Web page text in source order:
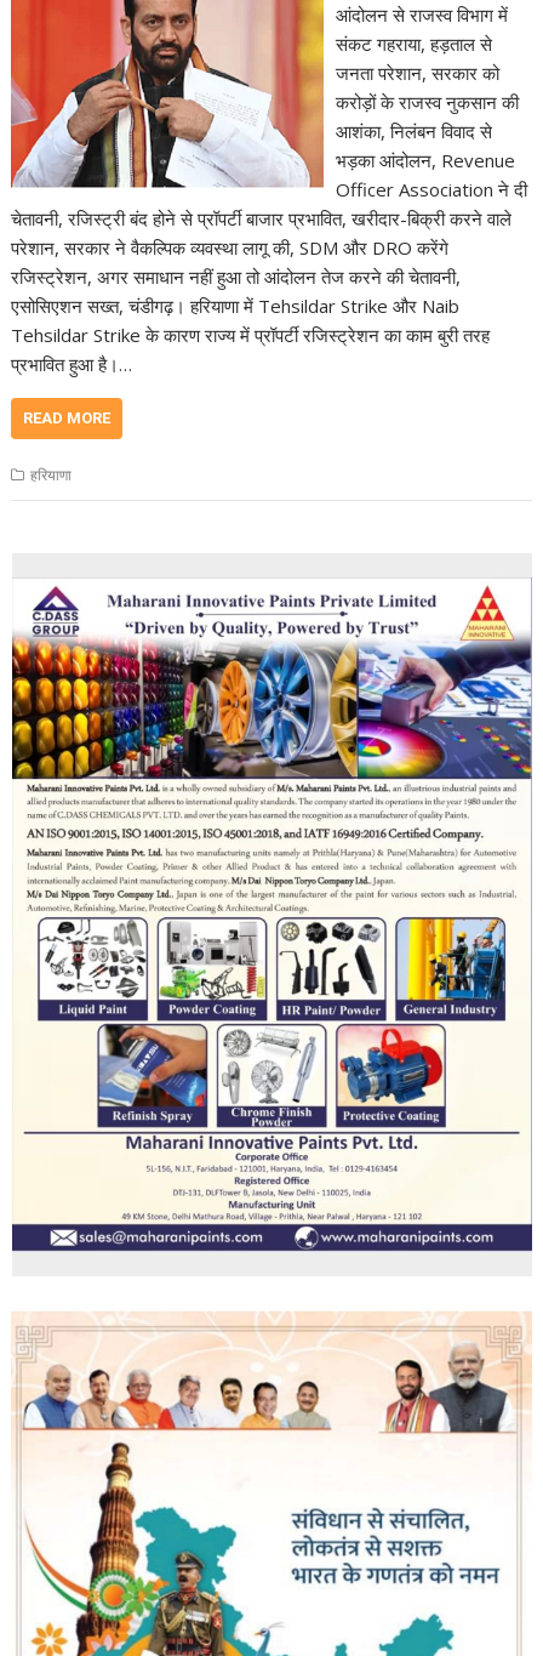
आंदोलन से राजस्व विभाग में
संकट गहराया, हड़ताल से
जनता परेशान, सरकार को
करोड़ों के राजस्व नुकसान की
आशंका, निलंबन विवाद से
भड़का आंदोलन, Revenue
Officer Association ने दी
चेतावनी, रजिस्ट्री बंद होने से प्रॉपर्टी बाजार प्रभावित, खरीदार-बिक्री करने वाले
परेशान, सरकार ने वैकल्पिक व्यवस्था लागू की, SDM और DRO करेंगे
रजिस्ट्रेशन, अगर समाधान नहीं हुआ तो आंदोलन तेज करने की चेतावनी,
एसोसिएशन सख्त, चंडीगढ़। हरियाणा में Tehsildar Strike और Naib
Tehsildar Strike के कारण राज्य में प्रॉपर्टी रजिस्ट्रेशन का काम बुरी तरह
प्रभावित हुआ है।…
READ MORE
हरियाणा